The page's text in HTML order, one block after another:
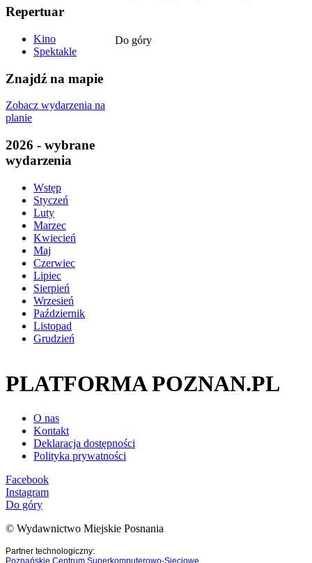
Repertuar
Kino
Spektakle
Znajdź na mapie
Zobacz wydarzenia na
planie
2026 - wybrane
wydarzenia
Wstęp
Styczeń
Luty
Marzec
Kwiecień
Maj
Czerwiec
Lipiec
Sierpień
Wrzesień
Październik
Listopad
Grudzień
Do góry
PLATFORMA POZNAN.PL
O nas
Kontakt
Deklaracja dostępności
Polityka prywatności
Facebook
Instagram
Do góry
© Wydawnictwo Miejskie Posnania
Partner technologiczny:
Poznańskie Centrum Superkomputerowo-Sieciowe